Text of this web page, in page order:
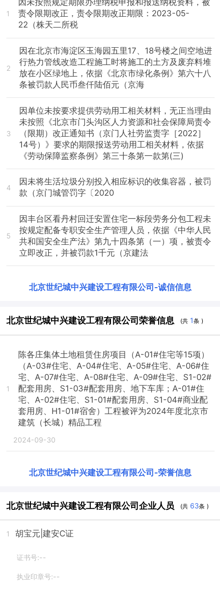
1
因未按照规定期限办理纳税申报和报送纳税资料，被
责令限期改正，责令限期改正期限：2023-05-
22（株天二所税
2
因在北京市海淀区玉海园五里17、18号楼之间空地进
行热力管线改造工程施工时将施工的土方及废弃料堆
放在小区绿地上，依据《北京市绿化条例》第六十八
条被罚款人民币叁仟陆佰元（京海
3
因单位未按要求提供劳动用工相关材料，无正当理由
未按照《北京市门头沟区人力资源和社会保障局责令
（限期）改正通知书（京门人社劳监责字［2022］
14号）》要求的期限报送劳动用工相关材料，依据
《劳动保障监察条例》第三十条第一款第(三)
4
因未将生活垃圾分别投入相应标识的收集容器，被罚
款（京门城管罚字〔2020
5
因丰台区看丹村回迁安置住宅一标段劳务分包工程未
按规定配备专职安全生产管理人员，依据《中华人民
共和国安全生产法》第九十四条第（一）项，被责令
立即改正，并被罚款1千元（京建法
北京世纪城中兴建设工程有限公司 -诚信信息
北京世纪城中兴建设工程有限公司荣誉信息 (共 1条 )
1
陈各庄集体土地租赁住房项目（A-01#住宅等15项）
（A-03#住宅、A-04#住宅、A-05#住宅、A-06#住
宅、A-07#住宅、A-08#住宅、A-09#住宅、S1-02#
配套用房、S1-03#配套用房、地下车库；A-01#住
宅、A-02#住宅、S1-01#配套用房、S1-04#商业配
套用房、H1-01#宿舍）工程被评为2024年度北京市
建筑（长城）精品工程
2024-09-30
北京世纪城中兴建设工程有限公司 -荣誉信息
北京世纪城中兴建设工程有限公司企业人员 (共 63条 )
1 胡宝元 |建安C证
证书号:--
执业印章号:--